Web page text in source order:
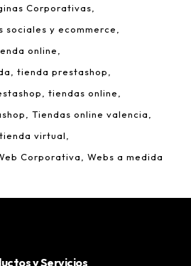
Corporativas
sociales y ecommerce
online
tienda prestashop
tiendas online
Tiendas online valencia
tienda virtual
Corporativa Webs a medida
y Servicios